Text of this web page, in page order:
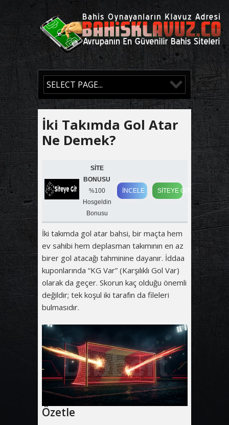
İki Takımda Gol Atar
Ne Demek?
SİTE
BONUSU
%100
Hosgeldin
Bonusu
İNCELE SİTEYE GİT
İki takımda gol atar bahsi, bir maçta hem
ev sahibi hem deplasman takımının en az
birer gol atacağı tahminine dayanır. İddaa
kuponlarında “KG Var” (Karşılıklı Gol Var)
olarak da geçer. Skorun kaç olduğu önemli
değildir; tek koşul iki tarafın da fileleri
bulmasıdır.
Özetle